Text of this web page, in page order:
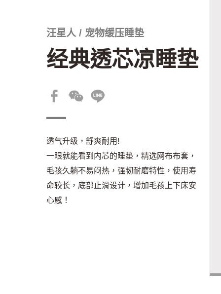
汪星人 / 宠物缓压睡垫
经典透芯凉睡垫
透气升级，舒爽耐用!
一眼就能看到内芯的睡垫，精选网布布套，
毛孩久躺不易闷热，强韧耐磨特性，使用寿
命较长，底部止滑设计，增加毛孩上下床安
心感！